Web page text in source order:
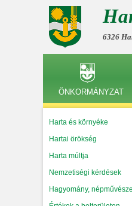
6326
ÖNKORMÁNYZAT
Harta és környéke
Hartai örökség
Harta múltja
Nemzetiségi kérdések
Hagyomány,